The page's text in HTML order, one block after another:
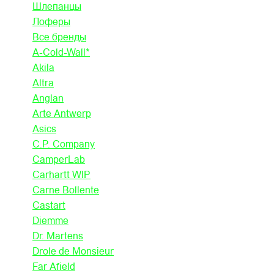
Шлепанцы
Лоферы
Все бренды
A-Cold-Wall*
Akila
Altra
Anglan
Arte Antwerp
Asics
C.P. Company
CamperLab
Carhartt WIP
Carne Bollente
Castart
Diemme
Dr. Martens
Drole de Monsieur
Far Afield